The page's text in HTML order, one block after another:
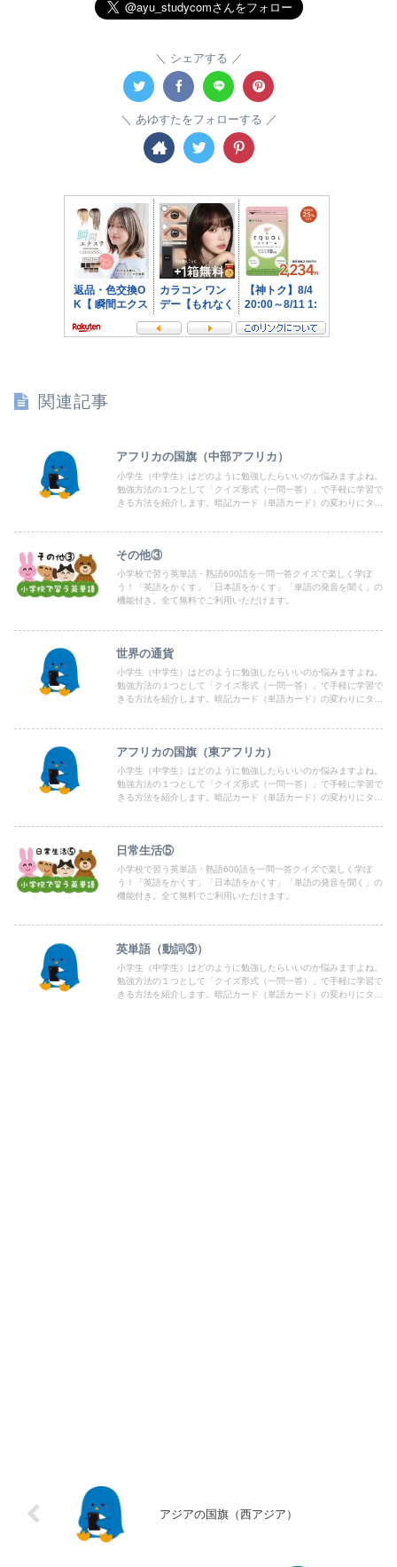
シェアする
あゆすたをフォローする
関連記事
アフリカの国旗（中部アフリカ）
小学生（中学生）はどのように勉強したらいいのか悩みますよね。
勉強方法の１つとして「クイズ形式（一問一答）」で手軽に学習で
きる方法を紹介します。暗記カード（単語カード）の変わりにタブ
その他③
小学校で習う英単語・熟語600語を一問一答クイズで楽しく学ぼ
う！「英語をかくす」「日本語をかくす」「単語の発音を聞く」の
機能付き。全て無料でご利用いただけます。
世界の通貨
小学生（中学生）はどのように勉強したらいいのか悩みますよね。
勉強方法の１つとして「クイズ形式（一問一答）」で手軽に学習で
きる方法を紹介します。暗記カード（単語カード）の変わりにタブ
アフリカの国旗（東アフリカ）
小学生（中学生）はどのように勉強したらいいのか悩みますよね。
勉強方法の１つとして「クイズ形式（一問一答）」で手軽に学習で
きる方法を紹介します。暗記カード（単語カード）の変わりにタブ
日常生活⑤
小学校で習う英単語・熟語600語を一問一答クイズで楽しく学ぼ
う！「英語をかくす」「日本語をかくす」「単語の発音を聞く」の
機能付き。全て無料でご利用いただけます。
英単語（動詞③）
小学生（中学生）はどのように勉強したらいいのか悩みますよね。
勉強方法の１つとして「クイズ形式（一問一答）」で手軽に学習で
きる方法を紹介します。暗記カード（単語カード）の変わりにタブ
アジアの国旗（西アジア）